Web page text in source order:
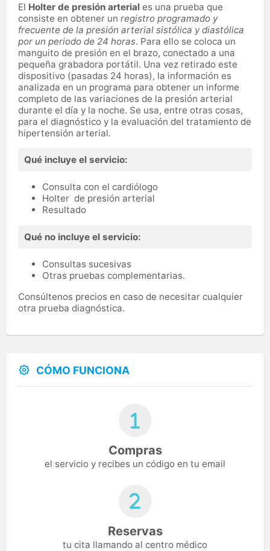
El Holter de presión arterial es una prueba que
consiste en obtener un registro programado y
frecuente de la presión arterial sistólica y diastólica
por un periodo de 24 horas. Para ello se coloca un
manguito de presión en el brazo, conectado a una
pequeña grabadora portátil. Una vez retirado este
dispositivo (pasadas 24 horas), la información es
analizada en un programa para obtener un informe
completo de las variaciones de la presión arterial
durante el día y la noche. Se usa, entre otras cosas,
para el diagnóstico y la evaluación del tratamiento de
hipertensión arterial.
Qué incluye el servicio:
Consulta con el cardiólogo
Holter de presión arterial
Resultado
Qué no incluye el servicio:
Consultas sucesivas
Otras pruebas complementarias.
Consúltenos precios en caso de necesitar cualquier
otra prueba diagnóstica.
CÓMO FUNCIONA
Compras
el servicio y recibes un código en tu email
Reservas
tu cita llamando al centro médico